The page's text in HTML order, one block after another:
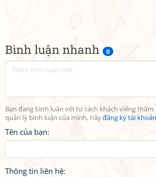
Bình luận nhanh 0
Bạn đang bình luận với tư cách khách viếng
quản lý bình luận của mình, hãyđăng ký tài khoản
Tên của bạn:
Thông tin liên hệ: